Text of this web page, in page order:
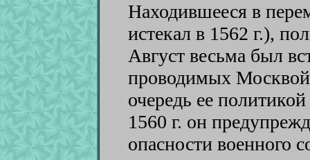
Находившееся в
истекал в 1562 г.),
Август весьма был
проводимых
очередь ее
1560 г. он
опасности военного